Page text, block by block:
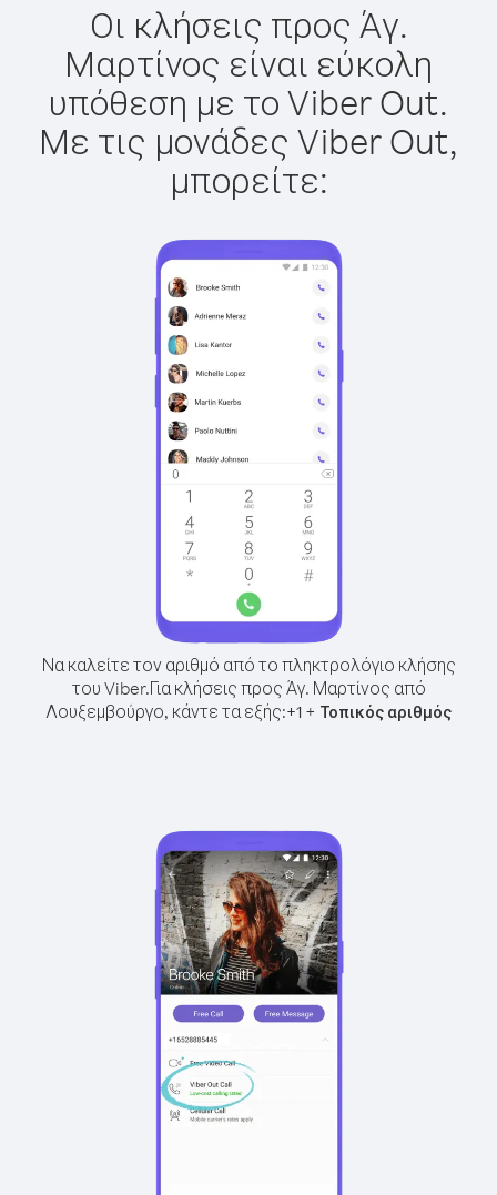
Οι κλήσεις προς Άγ.
Μαρτίνος είναι εύκολη
υπόθεση με το Viber Out.
Με τις μονάδες Viber Out,
μπορείτε:
Να καλείτε τον αριθμό από το πληκτρολόγιο κλήσης
του Viber.Για κλήσεις προς Άγ. Μαρτίνος από
Λουξεμβούργο, κάντε τα εξής:+1 + Τοπικός αριθμός